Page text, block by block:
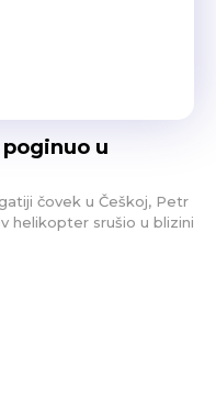
u
čovek u Češkoj, Petr
helikopter srušio u blizini